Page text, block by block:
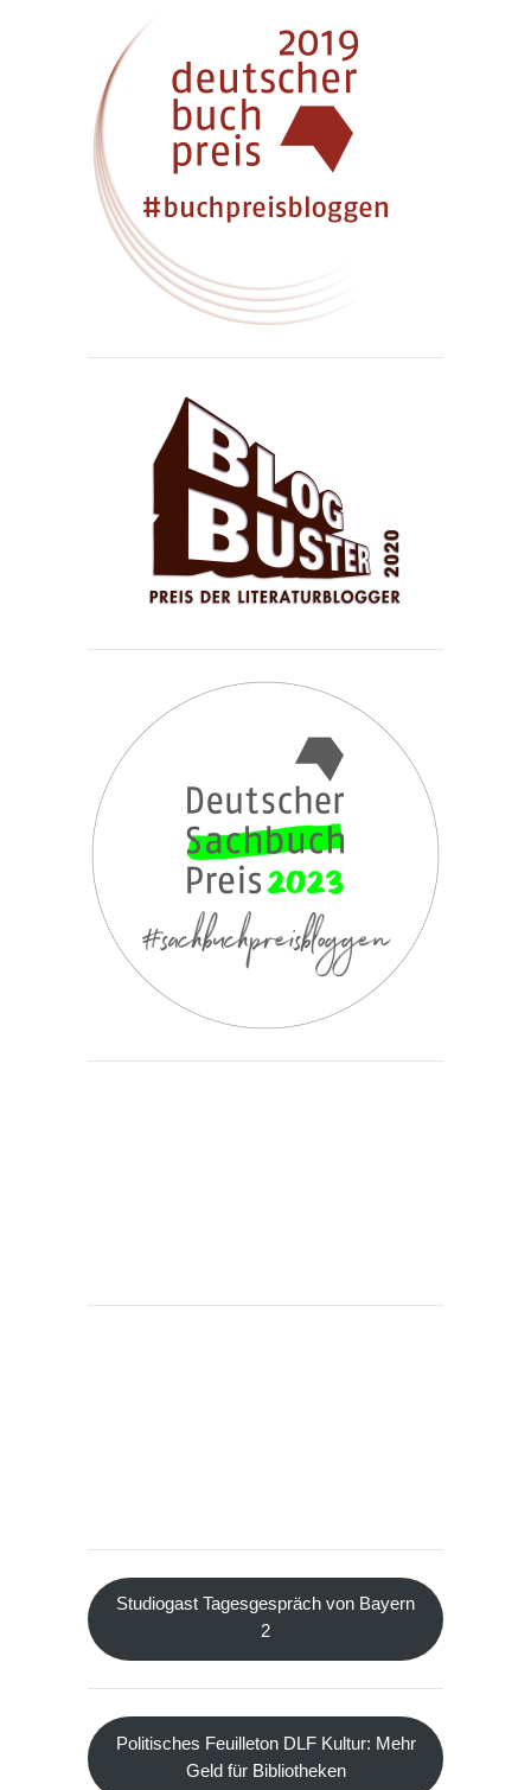
Studiogast Tagesgespräch von Bayern
2
Politisches Feuilleton DLF Kultur: Mehr
Geld für Bibliotheken